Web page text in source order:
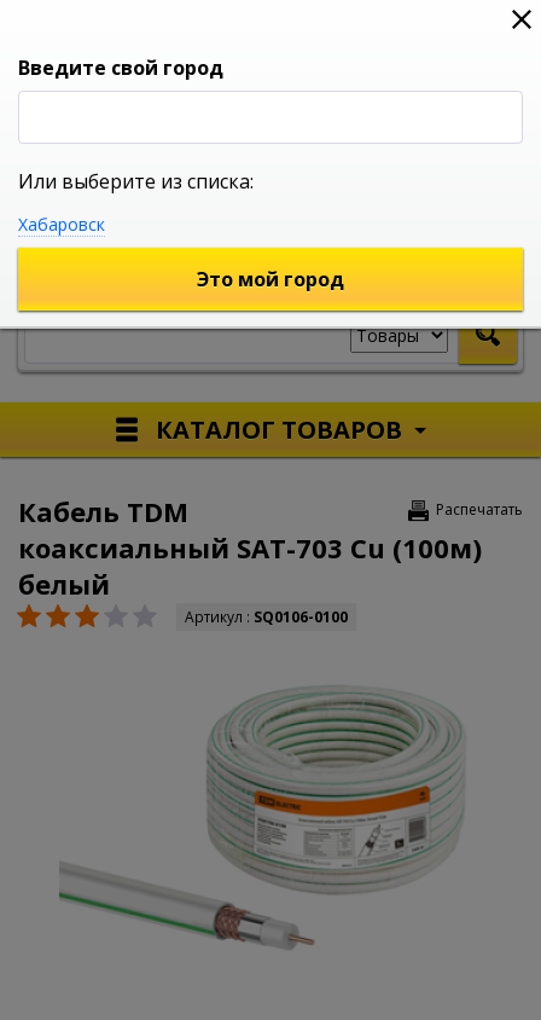
0
УНИВЕРСАЛЬНЫЙ ИНТЕРНЕТ МАГАЗИН
КАТАЛОГ ТОВАРОВ
Распечатать
Кабель TDM
коаксиальный SAT-703 Cu (100м)
белый
Артикул : SQ0106-0100
Введите свой город
Или выберите из списка:
Хабаровск
Это мой город